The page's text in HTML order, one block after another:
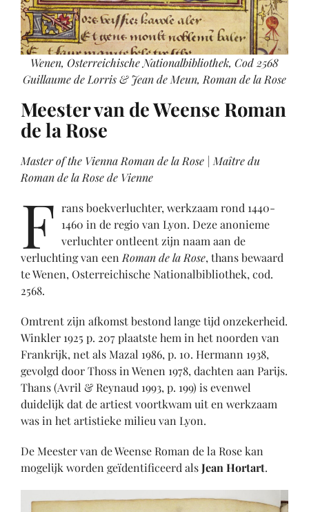
Wenen, Osterreichische Nationalbibliothek, Cod 2568
Guillaume de Lorris & Jean de Meun, Roman de la Rose
Meester van de Weense Roman
de la Rose
Master of the Vienna Roman de la Rose | Maître du
Roman de la Rose de Vienne
F rans boekverluchter, werkzaam rond 1440-
1460 in de regio van Lyon. Deze anonieme
verluchter ontleent zijn naam aan de
verluchting van eenRoman de la Rose, thans bewaard
te Wenen, Osterreichische Nationalbibliothek, cod.
2568.
Omtrent zijn afkomst bestond lange tijd onzekerheid.
Winkler 1925 p. 207 plaatste hem in het noorden van
Frankrijk, net als Mazal 1986, p. 10. Hermann 1938,
gevolgd door Thoss in Wenen 1978, dachten aan Parijs.
Thans (Avril & Reynaud 1993, p. 199) is evenwel
duidelijk dat de artiest voortkwam uit en werkzaam
was in het artistieke milieu van Lyon.
De Meester van de Weense Roman de la Rose kan
mogelijk worden geïdentificeerd alsJean Hortart.